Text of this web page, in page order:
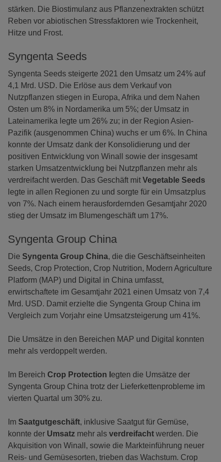
stärken. Die Biostimulanz aus Pflanzenextrakten schützt
Reben vor abiotischen Stressfaktoren wie Trockenheit,
Hitze und Frost.
Syngenta Seeds
Syngenta Seeds steigerte 2021 den Umsatz um 24% auf
4,1 Mrd. USD. Die Erlöse aus dem Verkauf von
Nutzpflanzen stiegen in Europa, Afrika und dem Nahen
Osten um 8% in Nordamerika um 5%; der Umsatz in
Lateinamerika legte um 26% zu; in der Region Asien-
Pazifik (ausgenommen China) wuchs er um 6%. In China
konnte der Umsatz dank der Konsolidierung und der
positiven Entwicklung von Winall sowie der insgesamt
starken Umsatzentwicklung bei Nutzpflanzen mehr als
verdreifacht werden. Das Geschäft mit Vegetable Seeds
legte in allen Regionen zu und sorgte für ein Umsatzplus
von 7%. Nach einem herausfordernden Gesamtjahr 2020
stieg der Umsatz im Blumengeschäft um 17%.
Syngenta Group China
Die Syngenta Group China, die die Geschäftseinheiten
Seeds, Crop Protection, Crop Nutrition, Modern Agriculture
Platform (MAP) und Digital in China umfasst,
erwirtschaftete im Gesamtjahr 2021 einen Umsatz von 7,4
Mrd. USD. Damit erzielte die Syngenta Group China im
Vergleich zum Vorjahr eine Umsatzsteigerung um 41%.
Die Umsätze in den Bereichen MAP und Digital konnten
mehr als verdoppelt werden.
Im Bereich Crop Protection l egten die Umsätze der
Syngenta Group China trotz der Lieferkettenprobleme im
vierten Quartal um 30% zu.
Im Saatgutgeschäft, inklusive Saatgut für Gemüse,
konnte der Umsatz mehr als verdreifacht werden. Die
Akquisition von Winall, sowie die Markteinführung neuer
Reis- und Gemüsesorten, trieben das Wachstum. Crop